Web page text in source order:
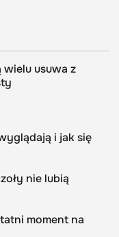
usuwa z
i jak się
nie lubią
moment na